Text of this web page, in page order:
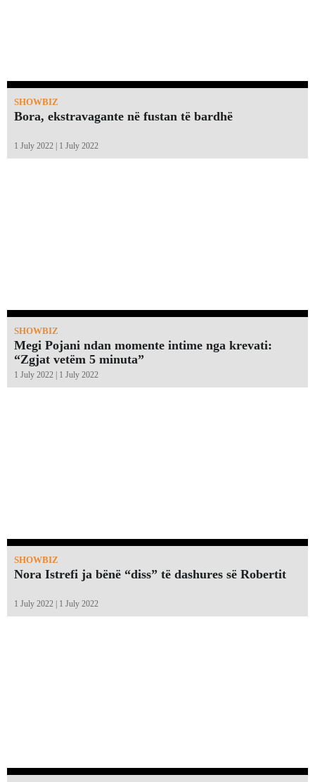
SHOWBIZ
Bora, ekstravagante në fustan të bardhë
1 July 2022 | 1 July 2022
SHOWBIZ
Megi Pojani ndan momente intime nga krevati:
“Zgjat vetëm 5 minuta”￼
1 July 2022 | 1 July 2022
SHOWBIZ
Nora Istrefi ja bënë “diss” të dashures së Robertit
1 July 2022 | 1 July 2022